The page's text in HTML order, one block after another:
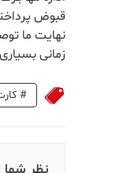
قبوض
نهایت ما
زمانی
#